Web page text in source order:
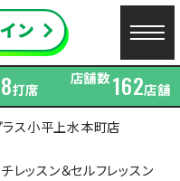
打席
店舗数162店舗
ラス小平上水本町店
レッスン＆セルフレッスン